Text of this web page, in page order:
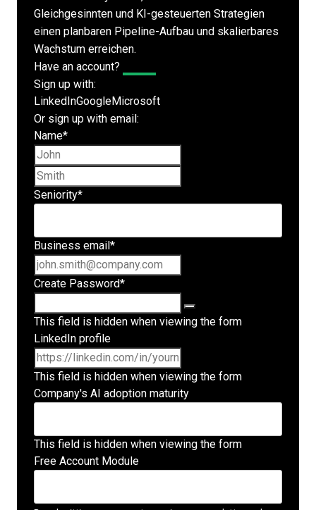
Gleichgesinnten und KI-gesteuerten Strategien
einen planbaren Pipeline-Aufbau und skalierbares
Wachstum erreichen.
Have an account?
Sign up with:
LinkedInGoogleMicrosoft
Or sign up with email:
Name*
Seniority*
Business email *
Create Password*
This field is hidden when viewing the form
LinkedIn profile
This field is hidden when viewing the form
Company's AI adoption maturity
This field is hidden when viewing the form
Free Account Module